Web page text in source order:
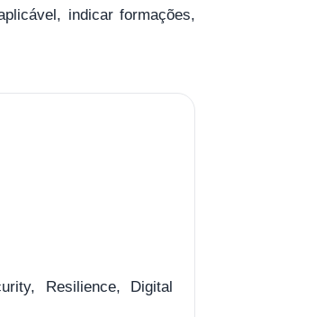
indicar formações,
Resilience, Digital